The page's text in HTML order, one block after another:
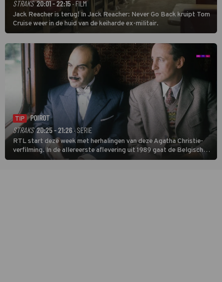
STRAKS 20:01 - 22:15· FILM
Jack Reacher is terug! In Jack Reacher: Never Go Back kruipt Tom
Cruise weer in de huid van de keiharde ex-militair.
TIP
POIROT
STRAKS 20:25 - 21:26· SERIE
RTL start deze week met herhalingen van deze Agatha Christie-
verfilming. In de allereerste aflevering uit 1989 gaat de Belgische
speurder op zoek naar een vermiste kok. Poirot raakt al snel